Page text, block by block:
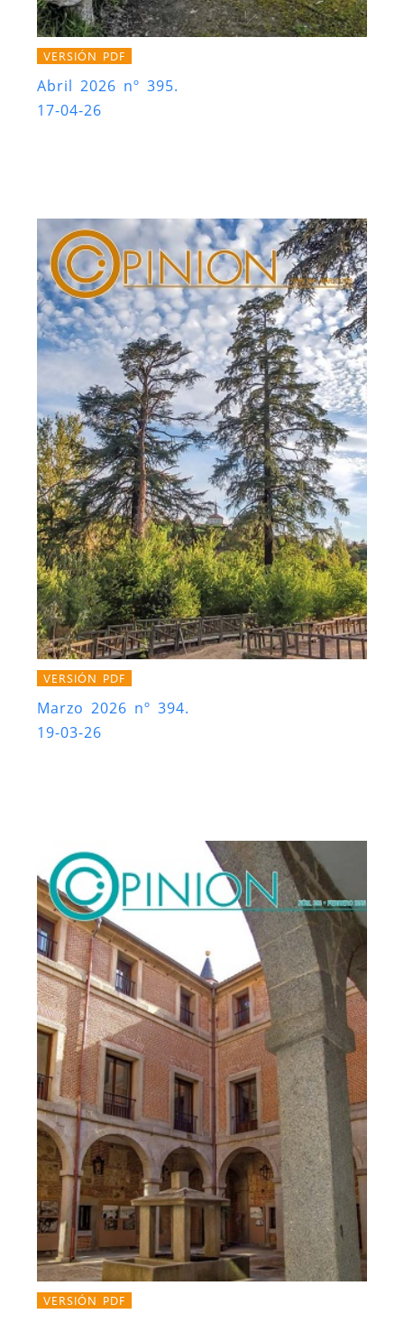
VERSIÓN PDF
Abril 2026 nº 395.
17-04-26
VERSIÓN PDF
Marzo 2026 nº 394.
19-03-26
VERSIÓN PDF